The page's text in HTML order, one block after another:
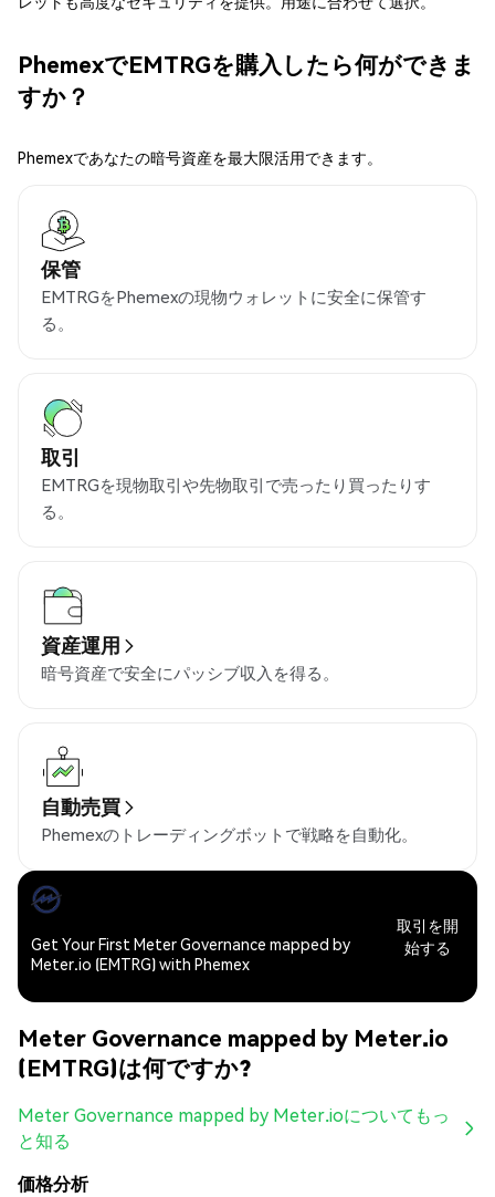
PhemexでEMTRGを購入したら何ができま
すか？
Phemexであなたの暗号資産を最大限活用できます。
保管
EMTRGをPhemexの現物ウォレットに安全に保管す
る。
取引
EMTRGを現物取引や先物取引で売ったり買ったりす
る。
資産運用
暗号資産で安全にパッシブ収入を得る。
自動売買
Phemexのトレーディングボットで戦略を自動化。
Get Your First Meter Governance mapped by
Meter.io (EMTRG) with Phemex
取引を開
始する
Meter Governance mapped by Meter.io
(EMTRG)は何ですか?
Meter Governance mapped by Meter.ioについてもっ
と知る
価格分析